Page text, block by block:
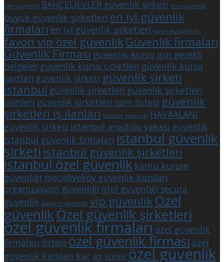
avm güvenliği BAHÇELİEVLER güvenlik şirketi bina güvenliği
büyük güvenlik şirketleri en iyi güvenlik
firmaları en iyi güvenlik şirketleri favori vip güvenlik
favori vip özel güvenlikGüvenlik firmaları
Güvenlik Firması güvenlik kursu için gerekli
belgeler güvenlik kursu ücretleri güvenlik kursu
şartları güvenlik şirketi güvenlik şirketi
istanbul güvenlik şirketleri güvenlik şirketleri
isimleri güvenlik şirketleri isim listesi güvenlik
şirketleri iş ilanları hastane güvenliği HAVAALANI
güvenlik şirketi istanbul anadolu yakası güvenlik
istanbul güvenlik firmaları istanbul güvenlik
şirketi istanbul güvenlik şirketleri
istanbul özel güvenlik kamu kurum
güvenliği mecidiyeköy güvenlik kursları
organizasyon güvenliği otel güvenliği secura
güvenlik stadyum güvenliği vip güvenlikÖzel
güvenlikÖzel güvenlik şirketleri
özel güvenlik firmalarıözel güvenlik
firmaları listesi özel güvenlik firması özel
güvenlik kursları kaç ay sürerözel güvenlik